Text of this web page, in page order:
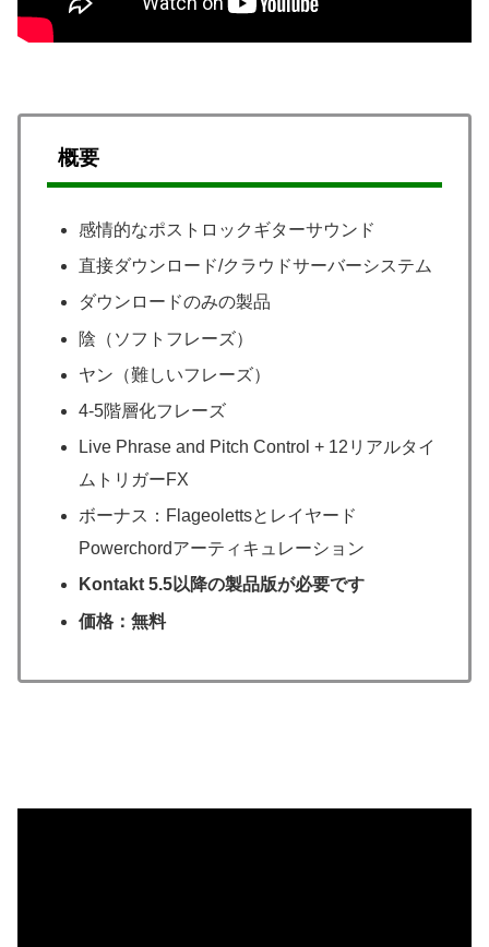
概要
感情的なポストロックギターサウンド
直接ダウンロード/クラウドサーバーシステム
ダウンロードのみの製品
陰（ソフトフレーズ）
ヤン（難しいフレーズ）
4-5階層化フレーズ
Live Phrase and Pitch Control + 12リアルタイ
ムトリガーFX
ボーナス：Flageolettsとレイヤード
Powerchordアーティキュレーション
Kontakt 5.5以降の製品版が必要です
価格：無料